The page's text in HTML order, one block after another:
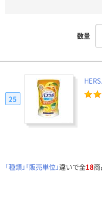
数量
25
「種類」「販売単位」違いで全18